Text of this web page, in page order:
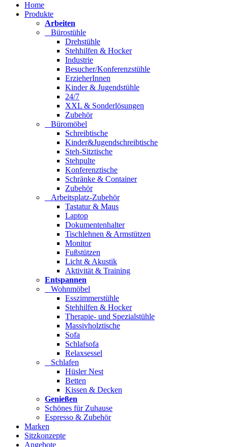
Home
Produkte
Arbeiten
Bürostühle
Drehstühle
Stehhilfen & Hocker
Industrie
Besucher/Konferenzstühle
ErzieherInnen
Kinder & Jugendstühle
24/7
XXL & Sonderlösungen
Zubehör
Büromöbel
Schreibtische
Kinder&Jugendschreibtische
Steh-Sitztische
Stehpulte
Konferenztische
Schränke & Container
Zubehör
Arbeitsplatz-Zubehör
Tastatur & Maus
Laptop
Dokumentenhalter
Tischlehnen & Armstützen
Monitor
Fußstützen
Licht & Akustik
Aktivität & Training
Entspannen
Wohnmöbel
Esszimmerstühle
Stehhilfen & Hocker
Therapie- und Spezialstühle
Massivholztische
Sofa
Schlafsofa
Relaxsessel
Schlafen
Hüsler Nest
Betten
Kissen & Decken
Genießen
Schönes für Zuhause
Espresso & Zubehör
Marken
Sitzkonzepte
Angebote